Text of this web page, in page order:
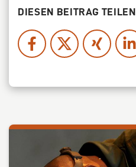
DIESEN BEITRAG TEILEN